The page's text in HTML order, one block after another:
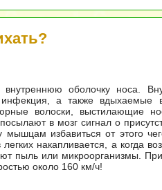
оболочку носа.
а также вдыхаемые
волоски, выстилающие
в мозг сигнал о
избавиться от этого
накапливается, а когда
пыль или микроорганизмы.
около 160 км/ч!